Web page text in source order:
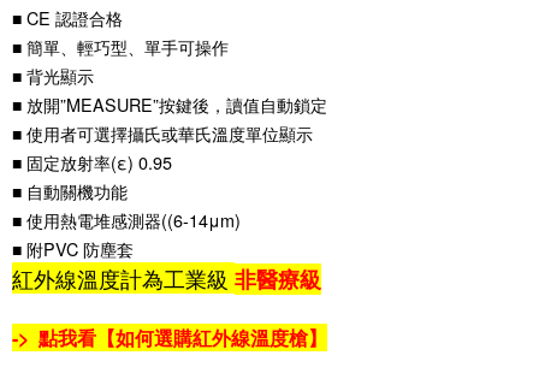
■ CE 認證合格
■ 簡單、輕巧型、單手可操作
■ 背光顯示
■ 放開”MEASURE”按鍵後，讀值自動鎖定
■ 使用者可選擇攝氏或華氏溫度單位顯示
■ 固定放射率(ε) 0.95
■ 自動關機功能
■ 使用熱電堆感測器((6-14μm)
■ 附PVC 防塵套
紅外線溫度計為工業級 非醫療級
-> 點我看【如何選購紅外線溫度槍】